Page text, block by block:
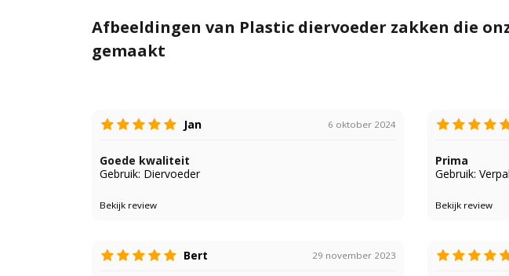
Afbeeldingen van Plastic diervoeder zakken die
gemaakt
Jan 6 oktober 2024
Goede kwaliteit
Gebruik: Diervoeder
Bekijk review
Prima
Gebruik:
Bekijk review
Bert 29 november 2023